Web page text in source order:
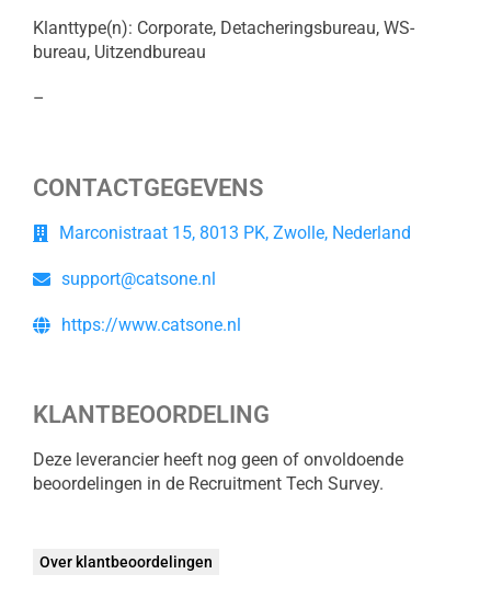
Klanttype(n): Corporate, Detacheringsbureau, WS-
bureau, Uitzendbureau
–
CONTACTGEGEVENS
Marconistraat 15, 8013 PK, Zwolle, Nederland
support@catsone.nl
https://www.catsone.nl
KLANTBEOORDELING
Deze leverancier heeft nog geen of onvoldoende
beoordelingen in de Recruitment Tech Survey.
Over klantbeoordelingen